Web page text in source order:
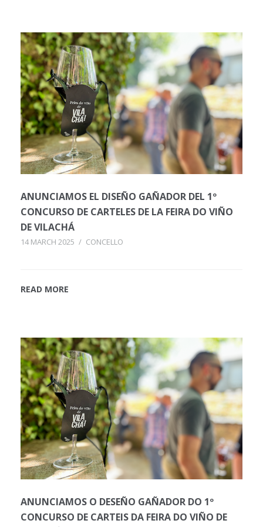
ANUNCIAMOS EL DISEÑO GAÑADOR DEL 1º
CONCURSO DE CARTELES DE LA FEIRA DO VIÑO
DE VILACHÁ
14 MARCH 2025 / CONCELLO
READ MORE
ANUNCIAMOS O DESEÑO GAÑADOR DO 1º
CONCURSO DE CARTEIS DA FEIRA DO VIÑO DE